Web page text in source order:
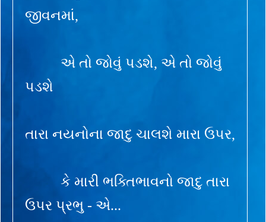
જીવનમાં,
એ તો જોવું પડશે, એ તો જોવું
પડશે
તારા નયનોના જાદુ ચાલશે મારા ઉપર,
કે મારી ભક્તિભાવનો જાદુ તારા
ઉપર પ્રભુ - એ...